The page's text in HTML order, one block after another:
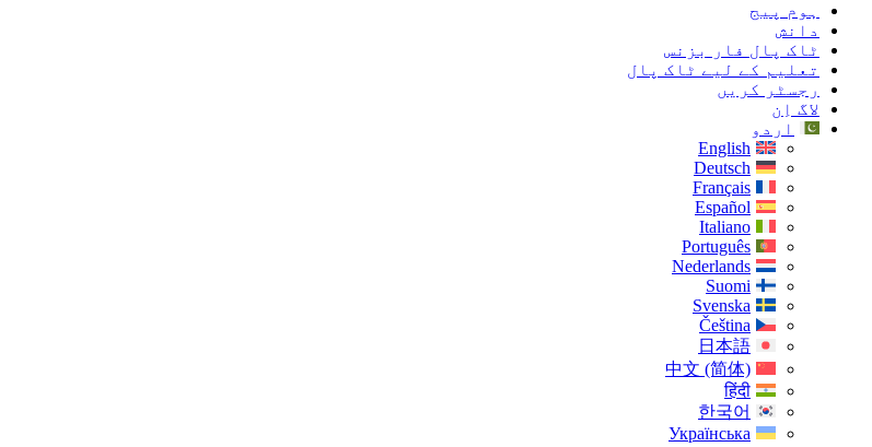
ہوم پیج
دانش
ٹاک پال فار بزنس
تعلیم کے لیے ٹاک پال
رجسٹر کریں
لاگ اِن
اردو
English
Deutsch
Français
Español
Italiano
Português
Nederlands
Suomi
Svenska
Čeština
日本語
中文 (简体)
हिंदी
한국어
Українська